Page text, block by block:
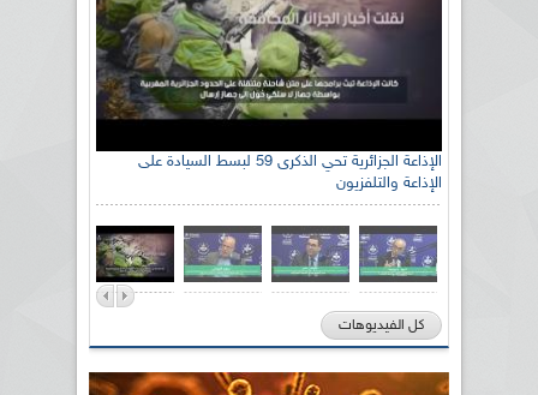
الإذاعة الجزائرية تحي الذكرى 59 لبسط السيادة على
الإذاعة والتلفزيون
كل الفيديوهات